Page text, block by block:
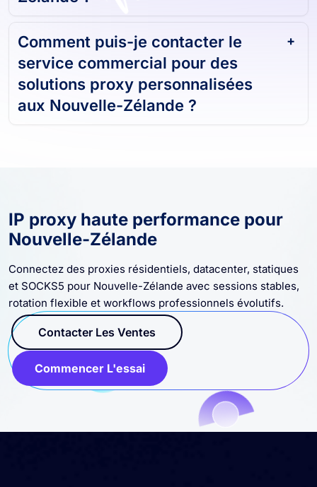
Comment puis-je contacter le
service commercial pour des
solutions proxy personnalisées
aux Nouvelle-Zélande ?
IP proxy haute performance pour
Nouvelle-Zélande
Connectez des proxies résidentiels, datacenter, statiques
et SOCKS5 pour Nouvelle-Zélande avec sessions stables,
rotation flexible et workflows professionnels évolutifs.
Contacter Les Ventes
Commencer L'essai